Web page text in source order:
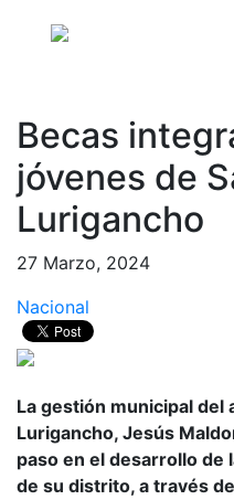
Becas
jóvenes de
Lurigancho
27 Marzo, 2024
Nacional
La gestión municipal del
Lurigancho, Jesús
paso en el desarrollo de
de su distrito, a través